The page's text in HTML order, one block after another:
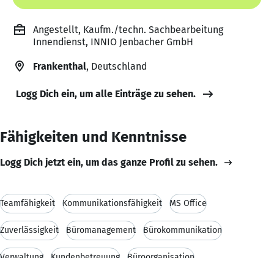
Angestellt, Kaufm./techn. Sachbearbeitung
Innendienst, INNIO Jenbacher GmbH
Frankenthal, Deutschland
Logg Dich ein, um alle Einträge zu sehen.
Fähigkeiten und Kenntnisse
Logg Dich jetzt ein, um das ganze Profil zu sehen.
Teamfähigkeit Kommunikationsfähigkeit MS Office
Zuverlässigkeit Büromanagement Bürokommunikation